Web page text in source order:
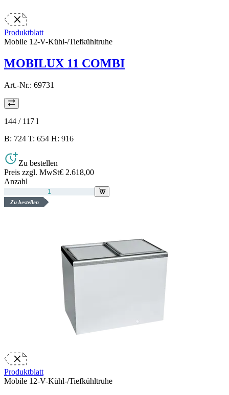
Produktblatt
Mobile 12-V-Kühl-/Tiefkühltruhe
MOBILUX 11 COMBI
Art.-Nr.: 69731
144 / 117 l
B: 724 T: 654 H: 916
Zu bestellen
Preis zzgl. MwSt€ 2.618,00
Anzahl
Zu bestellen
Produktblatt
Mobile 12-V-Kühl-/Tiefkühltruhe